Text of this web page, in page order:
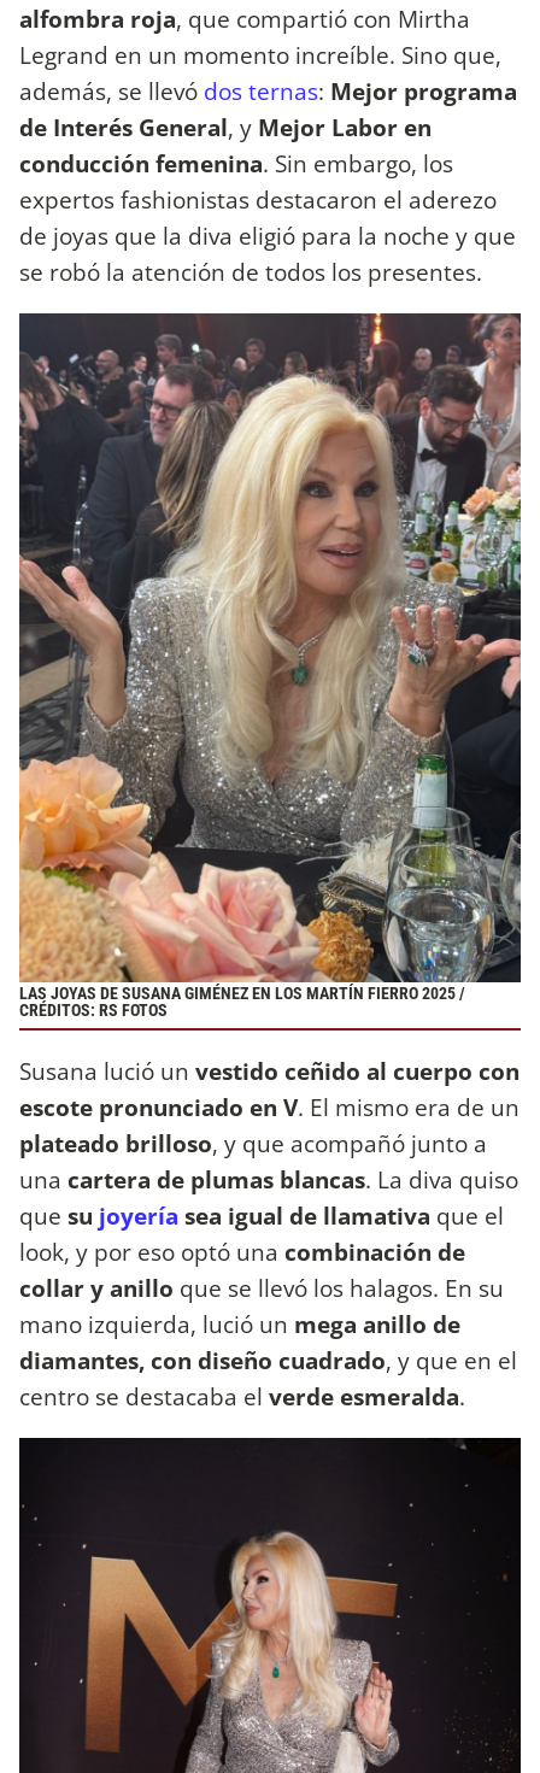
alfombra roja, que compartió con Mirtha
Legrand en un momento increíble. Sino que,
además, se llevó dos ternas: Mejor programa
de Interés General, y Mejor Labor en
conducción femenina. Sin embargo, los
expertos fashionistas destacaron el aderezo
de joyas que la diva eligió para la noche y que
se robó la atención de todos los presentes.
LAS JOYAS DE SUSANA GIMÉNEZ EN LOS MARTÍN FIERRO 2025 /
CRÉDITOS: RS FOTOS
Susana lució un vestido ceñido al cuerpo con
escote pronunciado en V. El mismo era de un
plateado brilloso, y que acompañó junto a
una cartera de plumas blancas. La diva quiso
que su joyería sea igual de llamativa que el
look, y por eso optó una combinación de
collar y anillo que se llevó los halagos. En su
mano izquierda, lució un mega anillo de
diamantes, con diseño cuadrado, y que en el
centro se destacaba el verde esmeralda.